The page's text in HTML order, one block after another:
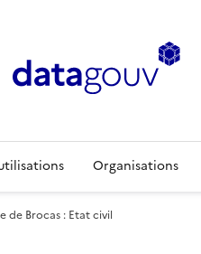
Organisations
de Brocas : Etat civil